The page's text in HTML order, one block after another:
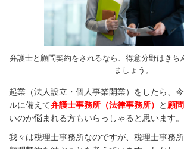
弁護士と顧問契約をされるなら、得意分野はきち
ましょう。
起業（法人設立・個人事業開業）をしたら、
ルに備えて弁護士事務所（法律事務所） と 顧
いのか悩まれる方もいらっしゃると思います。
我々は税理士事務所なのですが、税理士事務